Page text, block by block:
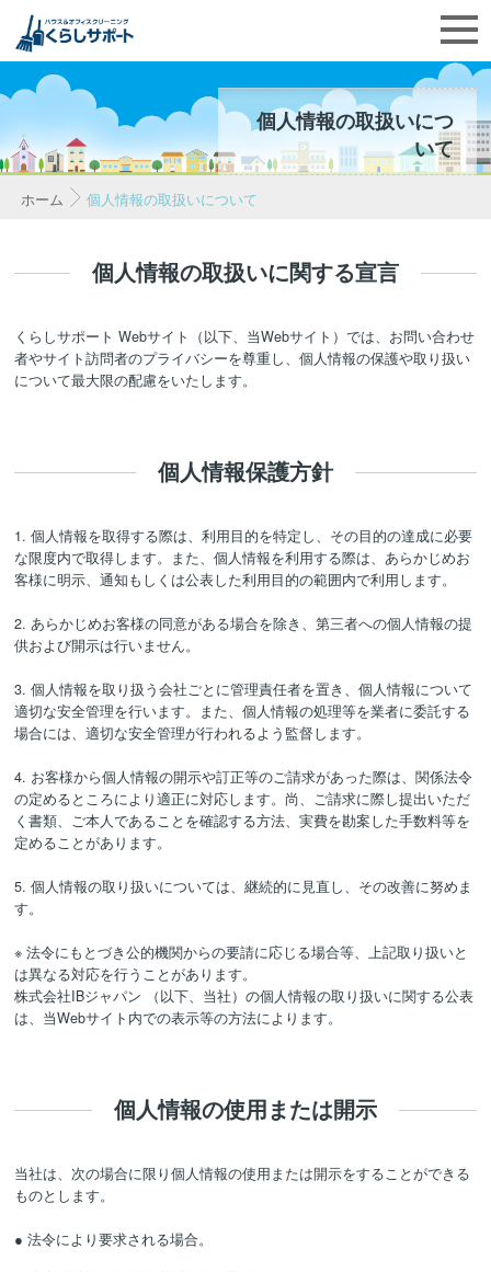
個人情報の取扱いにつ
いて
ホーム 個人情報の取扱いについて
個人情報の取扱いに関する宣言
くらしサポート Webサイト（以下、当Webサイト）では、お問い合わせ
者やサイト訪問者のプライバシーを尊重し、個人情報の保護や取り扱い
について最大限の配慮をいたします。
個人情報保護方針
1. 個人情報を取得する際は、利用目的を特定し、その目的の達成に必要
な限度内で取得します。また、個人情報を利用する際は、あらかじめお
客様に明示、通知もしくは公表した利用目的の範囲内で利用します。
2. あらかじめお客様の同意がある場合を除き、第三者への個人情報の提
供および開示は行いません。
3. 個人情報を取り扱う会社ごとに管理責任者を置き、個人情報について
適切な安全管理を行います。また、個人情報の処理等を業者に委託する
場合には、適切な安全管理が行われるよう監督します。
4. お客様から個人情報の開示や訂正等のご請求があった際は、関係法令
の定めるところにより適正に対応します。尚、ご請求に際し提出いただ
く書類、ご本人であることを確認する方法、実費を勘案した手数料等を
定めることがあります。
5. 個人情報の取り扱いについては、継続的に見直し、その改善に努めま
す。
※ 法令にもとづき公的機関からの要請に応じる場合等、上記取り扱いと
は異なる対応を行うことがあります。
株式会社IBジャパン （以下、当社）の個人情報の取り扱いに関する公表
は、当Webサイト内での表示等の方法によります。
個人情報の使用または開示
当社は、次の場合に限り個人情報の使用または開示をすることができる
ものとします。
● 法令により要求される場合。